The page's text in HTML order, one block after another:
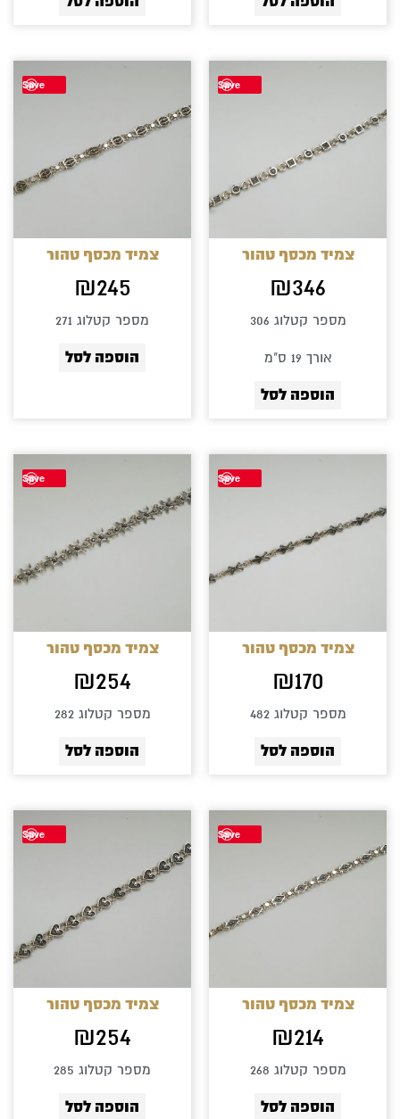
Save
צמיד מכסף טהור
₪346
מספר קטלוג 306
אורך 19 ס"מ
הוספה לסל
Save
צמיד מכסף טהור
₪245
מספר קטלוג 271
הוספה לסל
Save
צמיד מכסף טהור
₪170
מספר קטלוג 482
הוספה לסל
Save
צמיד מכסף טהור
₪254
מספר קטלוג 282
הוספה לסל
Save
צמיד מכסף טהור
₪214
מספר קטלוג 268
הוספה לסל
Save
צמיד מכסף טהור
₪254
מספר קטלוג 285
הוספה לסל